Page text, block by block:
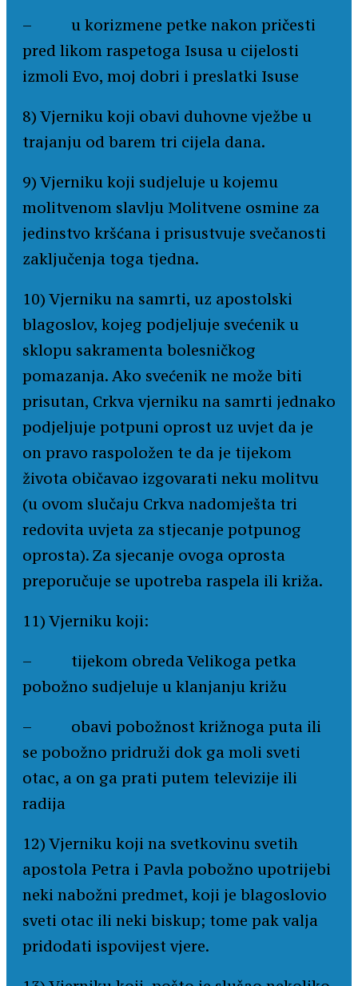
– u korizmene petke nakon pričesti
pred likom raspetoga Isusa u cijelosti
izmoli Evo, moj dobri i preslatki Isuse
8) Vjerniku koji obavi duhovne vježbe u
trajanju od barem tri cijela dana.
9) Vjerniku koji sudjeluje u kojemu
molitvenom slavlju Molitvene osmine za
jedinstvo kršćana i prisustvuje svečanosti
zaključenja toga tjedna.
10) Vjerniku na samrti, uz apostolski
blagoslov, kojeg podjeljuje svećenik u
sklopu sakramenta bolesničkog
pomazanja. Ako svećenik ne može biti
prisutan, Crkva vjerniku na samrti jednako
podjeljuje potpuni oprost uz uvjet da je
on pravo raspoložen te da je tijekom
života običavao izgovarati neku molitvu
(u ovom slučaju Crkva nadomješta tri
redovita uvjeta za stjecanje potpunog
oprosta). Za sjecanje ovoga oprosta
preporučuje se upotreba raspela ili križa.
11) Vjerniku koji:
– tijekom obreda Velikoga petka
pobožno sudjeluje u klanjanju križu
– obavi pobožnost križnoga puta ili
se pobožno pridruži dok ga moli sveti
otac, a on ga prati putem televizije ili
radija
12) Vjerniku koji na svetkovinu svetih
apostola Petra i Pavla pobožno upotrijebi
neki nabožni predmet, koji je blagoslovio
sveti otac ili neki biskup; tome pak valja
pridodati ispovijest vjere.